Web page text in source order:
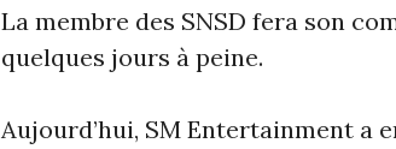
La membre des SNSD fera son
quelques jours à peine.
Aujourd’hui, SM Entertainment a